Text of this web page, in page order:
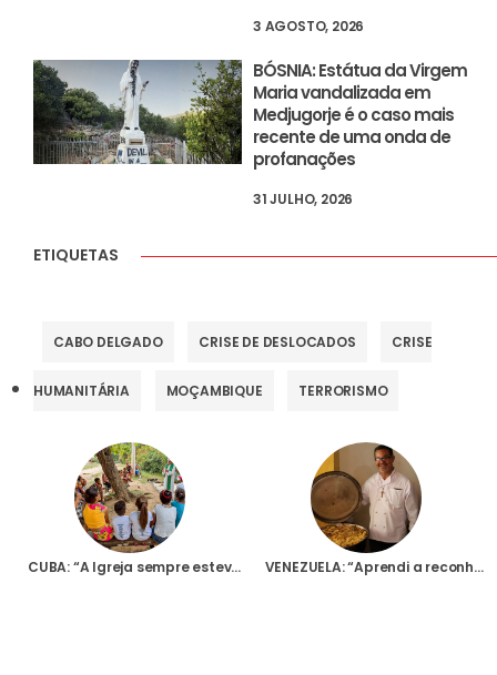
3 AGOSTO, 2026
BÓSNIA: Estátua da Virgem
Maria vandalizada em
Medjugorje é o caso mais
recente de uma onda de
profanações
31 JULHO, 2026
ETIQUETAS
CABO DELGADO CRISE DE DESLOCADOS CRISE
HUMANITÁRIA MOÇAMBIQUE TERRORISMO
CUBA: “A Igreja sempre esteve ao lado do povo, acompanhando-o, servindo-o e amando-o”, afirma sacerdote à Fundação AIS VENEZUELA: “Aprendi a reconhecer Deus no rosto de quem sofre”, diz Tony Pereira, voluntário na Igreja de Maiquetía